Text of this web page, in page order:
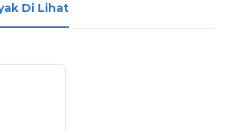
Di Lihat